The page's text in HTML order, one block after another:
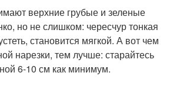
верхние грубые и зеленые
но не слишком: чересчур тонкая
становится мягкой. А вот чем
нарезки, тем лучше: старайтесь
6-10 см как минимум.